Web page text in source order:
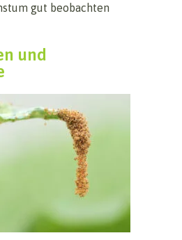
gut beobachten
und